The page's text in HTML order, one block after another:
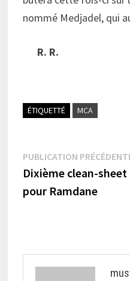
nommé Medjadel,
R. R.
ÉTIQUETTÉ MCA
Navigation
de
l’article
PUBLICATION
Dixième clean-sheet
pour Ramdane